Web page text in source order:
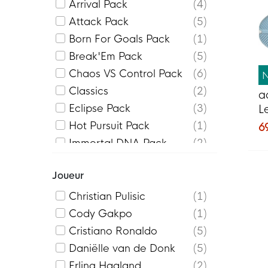
Pro
1
Superfly Academy
1
Superfly Club
1
Top
4
Vapor Academy
6
Vapor Club
2
Arrival Pack
4
Attack Pack
5
Born For Goals Pack
1
Break'Em Pack
5
Chaos VS Control Pack
6
Classics
2
Eclipse Pack
3
Hot Pursuit Pack
1
Immortal DNA Pack
2
Max Voltage Pack
Prism White Pack
1
Sala Pack
17
Scary Good Pack
3
Shadow Pack
6
Unleashed pack
1
Joueur
Christian Pulisic
1
Cody Gakpo
1
Cristiano Ronaldo
5
Daniëlle van de Donk
5